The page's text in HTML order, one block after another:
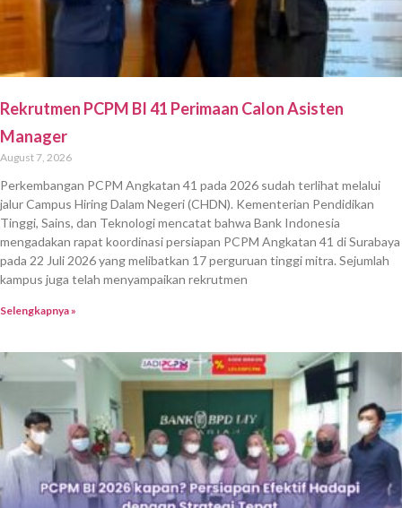
Rekrutmen PCPM BI 41 Perimaan Calon Asisten
Manager
August 7, 2026
Perkembangan PCPM Angkatan 41 pada 2026 sudah terlihat melalui
jalur Campus Hiring Dalam Negeri (CHDN). Kementerian Pendidikan
Tinggi, Sains, dan Teknologi mencatat bahwa Bank Indonesia
mengadakan rapat koordinasi persiapan PCPM Angkatan 41 di Surabaya
pada 22 Juli 2026 yang melibatkan 17 perguruan tinggi mitra. Sejumlah
kampus juga telah menyampaikan rekrutmen
Selengkapnya »